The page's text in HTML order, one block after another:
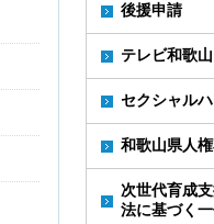
後援申請
テレビ和歌
セクシャル
和歌山県人
次世代育成
法に基づく